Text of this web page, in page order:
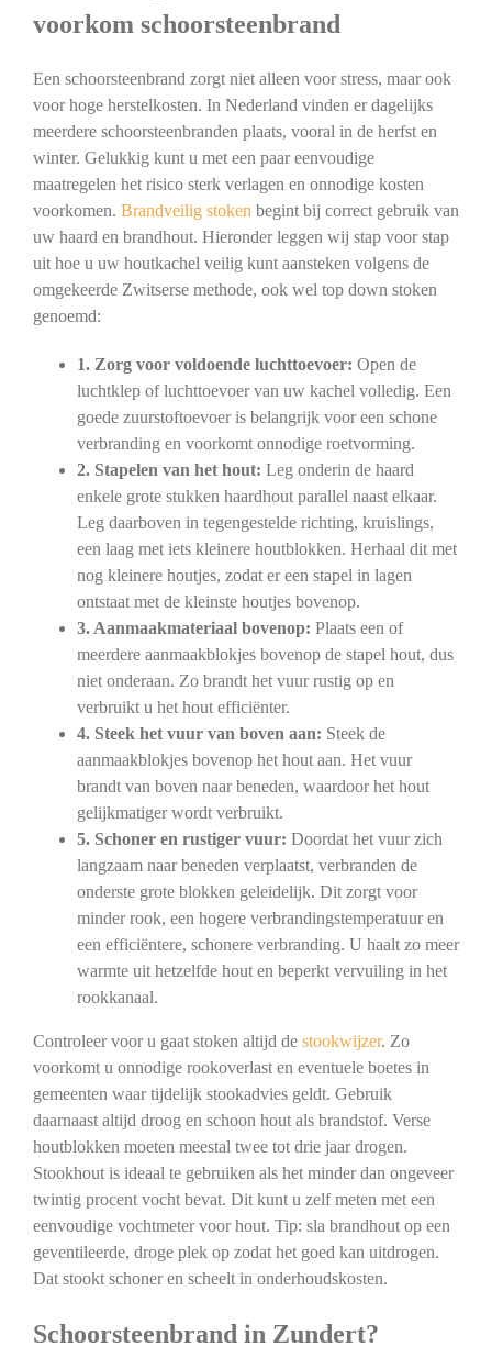
voorkom schoorsteenbrand
Een schoorsteenbrand zorgt niet alleen voor stress, maar ook
voor hoge herstelkosten. In Nederland vinden er dagelijks
meerdere schoorsteenbranden plaats, vooral in de herfst en
winter. Gelukkig kunt u met een paar eenvoudige
maatregelen het risico sterk verlagen en onnodige kosten
voorkomen. Brandveilig stoken begint bij correct gebruik van
uw haard en brandhout. Hieronder leggen wij stap voor stap
uit hoe u uw houtkachel veilig kunt aansteken volgens de
omgekeerde Zwitserse methode, ook wel top down stoken
genoemd:
1. Zorg voor voldoende luchttoevoer: Open de
luchtklep of luchttoevoer van uw kachel volledig. Een
goede zuurstoftoevoer is belangrijk voor een schone
verbranding en voorkomt onnodige roetvorming.
2. Stapelen van het hout: Leg onderin de haard
enkele grote stukken haardhout parallel naast elkaar.
Leg daarboven in tegengestelde richting, kruislings,
een laag met iets kleinere houtblokken. Herhaal dit met
nog kleinere houtjes, zodat er een stapel in lagen
ontstaat met de kleinste houtjes bovenop.
3. Aanmaakmateriaal bovenop: Plaats een of
meerdere aanmaakblokjes bovenop de stapel hout, dus
niet onderaan. Zo brandt het vuur rustig op en
verbruikt u het hout efficiënter.
4. Steek het vuur van boven aan: Steek de
aanmaakblokjes bovenop het hout aan. Het vuur
brandt van boven naar beneden, waardoor het hout
gelijkmatiger wordt verbruikt.
5. Schoner en rustiger vuur: Doordat het vuur zich
langzaam naar beneden verplaatst, verbranden de
onderste grote blokken geleidelijk. Dit zorgt voor
minder rook, een hogere verbrandingstemperatuur en
een efficiëntere, schonere verbranding. U haalt zo meer
warmte uit hetzelfde hout en beperkt vervuiling in het
rookkanaal.
Controleer voor u gaat stoken altijd de stookwijzer. Zo
voorkomt u onnodige rookoverlast en eventuele boetes in
gemeenten waar tijdelijk stookadvies geldt. Gebruik
daarnaast altijd droog en schoon hout als brandstof. Verse
houtblokken moeten meestal twee tot drie jaar drogen.
Stookhout is ideaal te gebruiken als het minder dan ongeveer
twintig procent vocht bevat. Dit kunt u zelf meten met een
eenvoudige vochtmeter voor hout. Tip: sla brandhout op een
geventileerde, droge plek op zodat het goed kan uitdrogen.
Dat stookt schoner en scheelt in onderhoudskosten.
Schoorsteenbrand in Zundert?